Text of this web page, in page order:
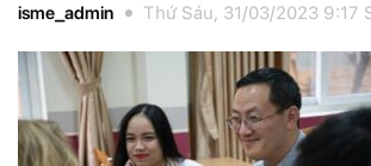
isme_admin Thứ Sáu, 31/03/2023 9:17